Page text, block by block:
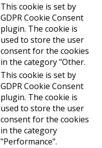
This cookie is set by
GDPR Cookie Consent
plugin. The cookie is
used to store the user
consent for the cookies
in the category "Other.
This cookie is set by
GDPR Cookie Consent
plugin. The cookie is
used to store the user
consent for the cookies
in the category
"Performance".